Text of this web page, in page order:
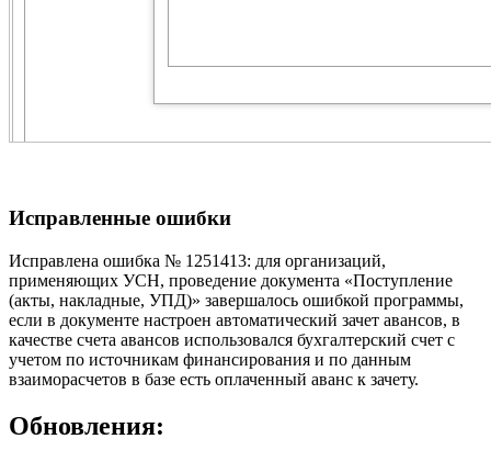
Исправленные ошибки
Исправлена ошибка № 1251413: для организаций,
применяющих УСН, проведение документа «Поступление
(акты, накладные, УПД)» завершалось ошибкой программы,
если в документе настроен автоматический зачет авансов, в
качестве счета авансов использовался бухгалтерский счет с
учетом по источникам финансирования и по данным
взаиморасчетов в базе есть оплаченный аванс к зачету.
Обновления: